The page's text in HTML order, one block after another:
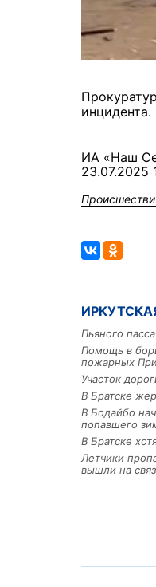
инцидента.
ИА «Наш
23.07.2025
Пьяного
Помощь в
пожарных
Участок
В Братске
В Бодайбо
попавшего
В Братске
Летчики
вышли на